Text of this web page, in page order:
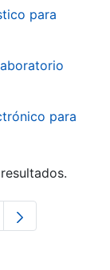
para
para
intermedias Use